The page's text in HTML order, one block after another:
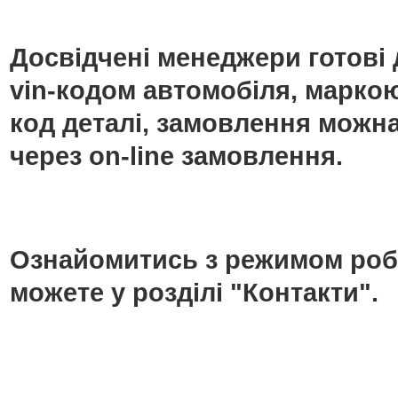
Досвідчені менеджери
vin-кодом автомобіля,
код деталі, замовлення
через on-line замовлення.
Ознайомитись з режимом
можете у розділі "Контакти".